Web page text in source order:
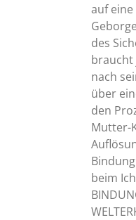
auf
des
braucht
nach
über
den
Mutter-
beim